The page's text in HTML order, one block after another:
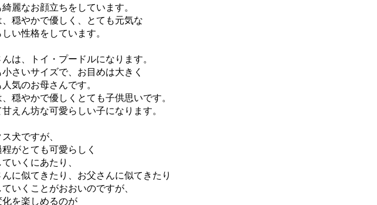
綺麗なお顔立ちをしています。
、穏やかで優しく、とても元気な
い性格をしています。
は、トイ・プードルになります。
小さいサイズで、お目めは大きく
人気のお母さんです。
穏やかで優しくとても子供思いです。
甘えん坊な可愛らしい子になります。
ス犬ですが、
程がとても可愛らしく
いくにあたり、
んに似てきたり、お父さんに似てきたり
いくことがおおいのですが、
化を楽しめるのが